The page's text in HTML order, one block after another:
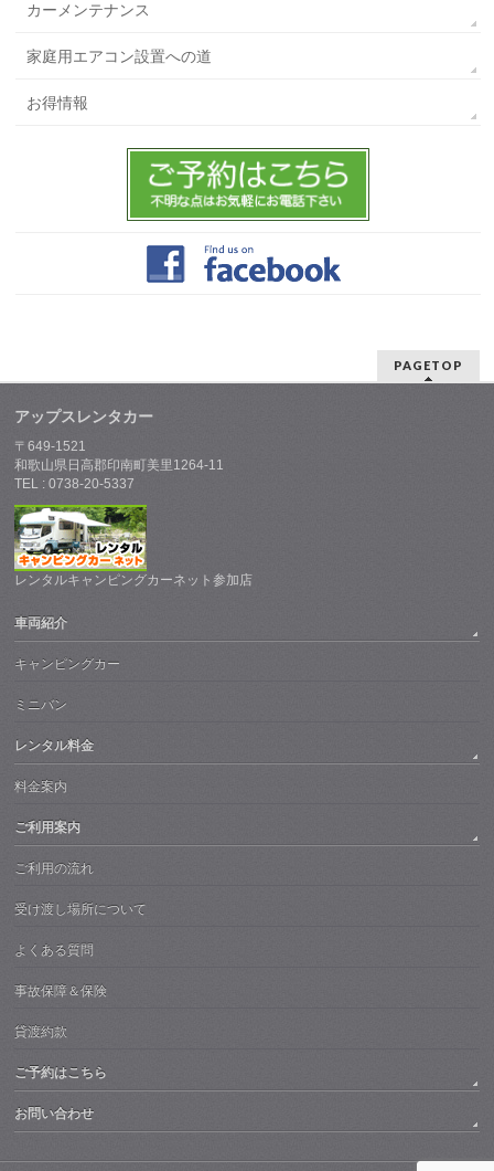
カーメンテナンス
家庭用エアコン設置への道
お得情報
PAGETOP
アップスレンタカー
〒649-1521
和歌山県日高郡印南町美里1264-11
TEL : 0738-20-5337
レンタルキャンピングカーネット参加店
車両紹介
キャンピングカー
ミニバン
レンタル料金
料金案内
ご利用案内
ご利用の流れ
受け渡し場所について
よくある質問
事故保障＆保険
貸渡約款
ご予約はこちら
お問い合わせ